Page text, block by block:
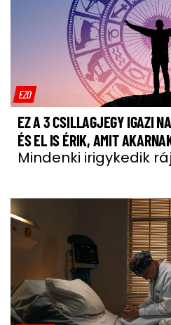
EZO
EZ A 3 CSILLAGJEGY IGAZI
ÉS EL IS ÉRIK, AMIT
Mindenki irigykedik